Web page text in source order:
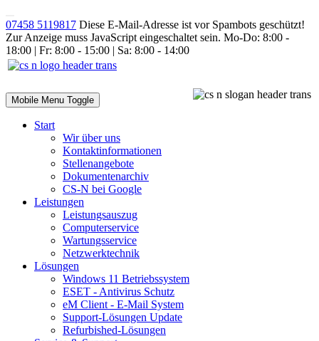
07458 5119817 Diese E-Mail-Adresse ist vor Spambots geschützt!
Zur Anzeige muss JavaScript eingeschaltet sein. Mo-Do: 8:00 -
18:00 | Fr: 8:00 - 15:00 | Sa: 8:00 - 14:00
Mobile Menu Toggle
Start
Wir über uns
Kontaktinformationen
Stellenangebote
Dokumentenarchiv
CS-N bei Google
Leistungen
Leistungsauszug
Computerservice
Wartungsservice
Netzwerktechnik
Lösungen
Windows 11 Betriebssystem
ESET - Antivirus Schutz
eM Client - E-Mail System
Support-Lösungen Update
Refurbished-Lösungen